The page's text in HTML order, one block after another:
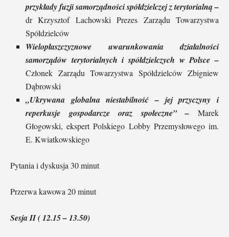
przykłady fuzji samorządności spółdzielczej z terytorialną –
dr Krzysztof Lachowski Prezes Zarządu Towarzystwa
Spółdzielców
Wielopłaszczyznowe uwarunkowania działalności
samorządów terytorialnych i spółdzielczych w Polsce –
Członek Zarządu Towarzystwa Spółdzielców Zbigniew
Dąbrowski
„Ukrywana globalna niestabilność – jej przyczyny i
reperkusje gospodarcze oraz społeczne” – Marek
Głogowski, ekspert Polskiego Lobby Przemysłowego im.
E. Kwiatkowskiego
Pytania i dyskusja 30 minut
Przerwa kawowa 20 minut
Sesja II ( 12.15 – 13.50)